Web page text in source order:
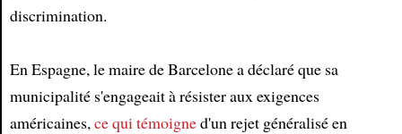
discrimination.
En Espagne, le maire de Barcelone a déclaré que sa
municipalité s'engageait à résister aux exigences
américaines, ce qui témoigned'un rejet généralisé en